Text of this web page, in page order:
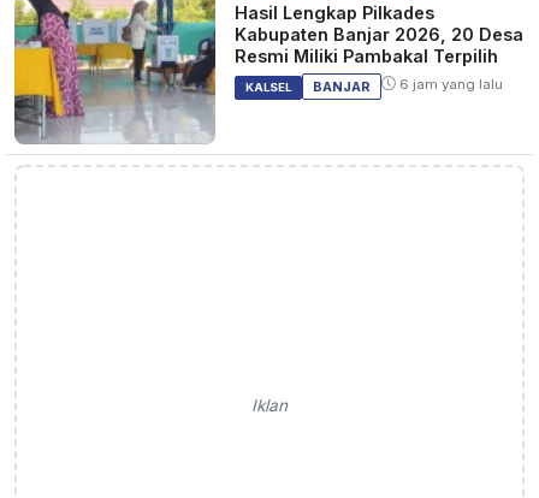
Hasil Lengkap Pilkades
Kabupaten Banjar 2026, 20 Desa
Resmi Miliki Pambakal Terpilih
KALSEL BANJAR 6 jam yang lalu
Iklan